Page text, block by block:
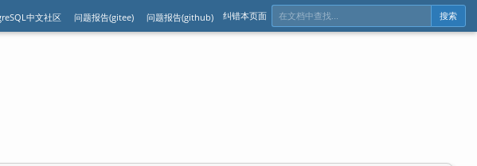
中文社区 问题报告(gitee) 问题报告(github) 纠错本页面 搜索